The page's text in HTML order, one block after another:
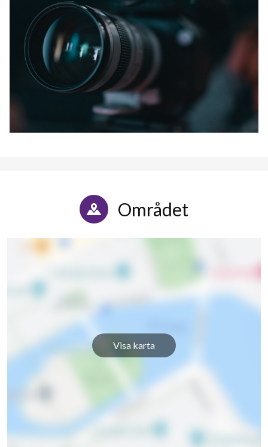
Området
Visa karta